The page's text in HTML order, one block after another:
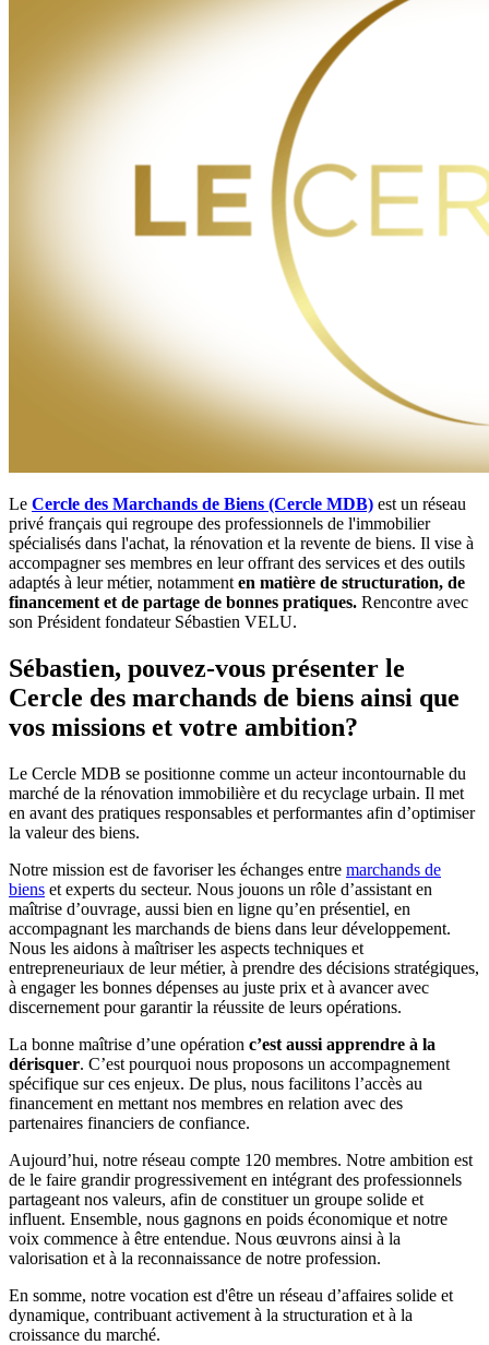
Le Cercle des Marchands de Biens (Cercle MDB) est un réseau
privé français qui regroupe des professionnels de l'immobilier
spécialisés dans l'achat, la rénovation et la revente de biens. Il vise à
accompagner ses membres en leur offrant des services et des outils
adaptés à leur métier, notamment en matière de structuration, de
financement et de partage de bonnes pratiques. Rencontre avec
son Président fondateur Sébastien VELU.
Sébastien, pouvez-vous présenter le
Cercle des marchands de biens ainsi que
vos missions et votre ambition?
Le Cercle MDB se positionne comme un acteur incontournable du
marché de la rénovation immobilière et du recyclage urbain. Il met
en avant des pratiques responsables et performantes afin d’optimiser
la valeur des biens.
Notre mission est de favoriser les échanges entre marchands de
biens et experts du secteur. Nous jouons un rôle d’assistant en
maîtrise d’ouvrage, aussi bien en ligne qu’en présentiel, en
accompagnant les marchands de biens dans leur développement.
Nous les aidons à maîtriser les aspects techniques et
entrepreneuriaux de leur métier, à prendre des décisions stratégiques,
à engager les bonnes dépenses au juste prix et à avancer avec
discernement pour garantir la réussite de leurs opérations.
La bonne maîtrise d’une opération c’est aussi apprendre à la
dérisquer. C’est pourquoi nous proposons un accompagnement
spécifique sur ces enjeux. De plus, nous facilitons l’accès au
financement en mettant nos membres en relation avec des
partenaires financiers de confiance.
Aujourd’hui, notre réseau compte 120 membres. Notre ambition est
de le faire grandir progressivement en intégrant des professionnels
partageant nos valeurs, afin de constituer un groupe solide et
influent. Ensemble, nous gagnons en poids économique et notre
voix commence à être entendue. Nous œuvrons ainsi à la
valorisation et à la reconnaissance de notre profession.
En somme, notre vocation est d'être un réseau d’affaires solide et
dynamique, contribuant activement à la structuration et à la
croissance du marché.